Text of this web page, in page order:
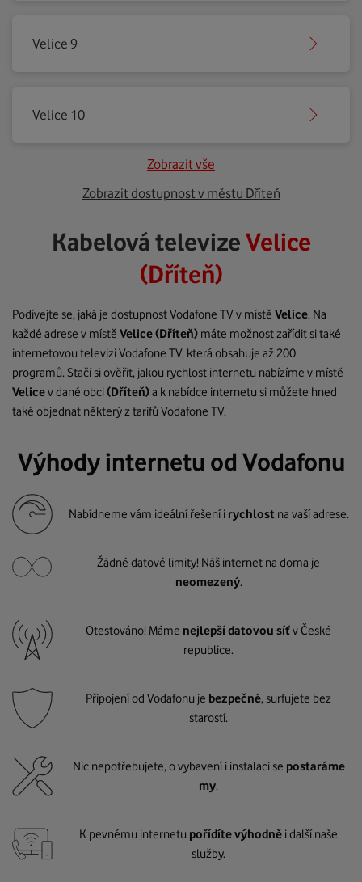
Velice 9
Velice 10
Zobrazit vše
Zobrazit dostupnost v městu Dříteň
Kabelová televizeVelice
(Dříteň)
Podívejte se, jaká je dostupnost Vodafone TV v místě Velice. Na
každé adrese v místě Velice(Dříteň) máte možnost zařídit si také
internetovou televizi Vodafone TV, která obsahuje až 200
programů. Stačí si ověřit, jakou rychlost internetu nabízíme v místě
Velicev dané obci(Dříteň)a k nabídce internetu si můžete hned
také objednat některý z tarifů Vodafone TV.
Výhody internetu od Vodafonu
Nabídneme vám ideální řešení i rychlost na vaší adrese.
Žádné datové limity! Náš internet na doma je
neomezený.
Otestováno! Máme nejlepší datovou síťv České
republice.
Připojení od Vodafonu je bezpečné, surfujete bez
starostí.
Nic nepotřebujete, o vybavení i instalaci se postaráme
my.
K pevnému internetu pořídíte výhodně i další naše
služby.